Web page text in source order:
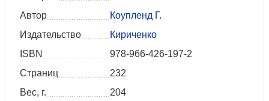
Автор
Коупленд Г.
Издательство
Кириченко
ISBN
978-966-426-197-2
Страниц
232
Вес, г.
204